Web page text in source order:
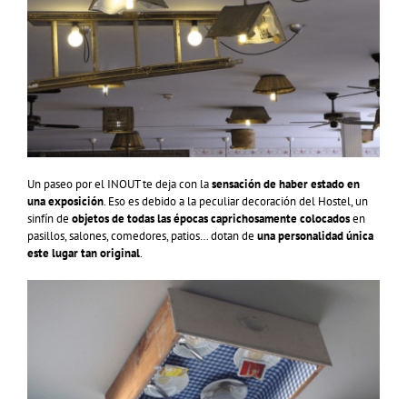
Un paseo por el INOUT te deja con lasensación de haber estado en
una exposición. Eso es debido a la peculiar decoración del Hostel, un
sinfín de objetos de todas las épocas caprichosamente colocadosen
pasillos, salones, comedores, patios… dotan de una personalidad única
este lugar tan original.